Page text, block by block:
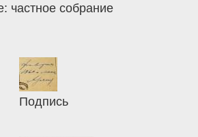
частное собрание
Подпись